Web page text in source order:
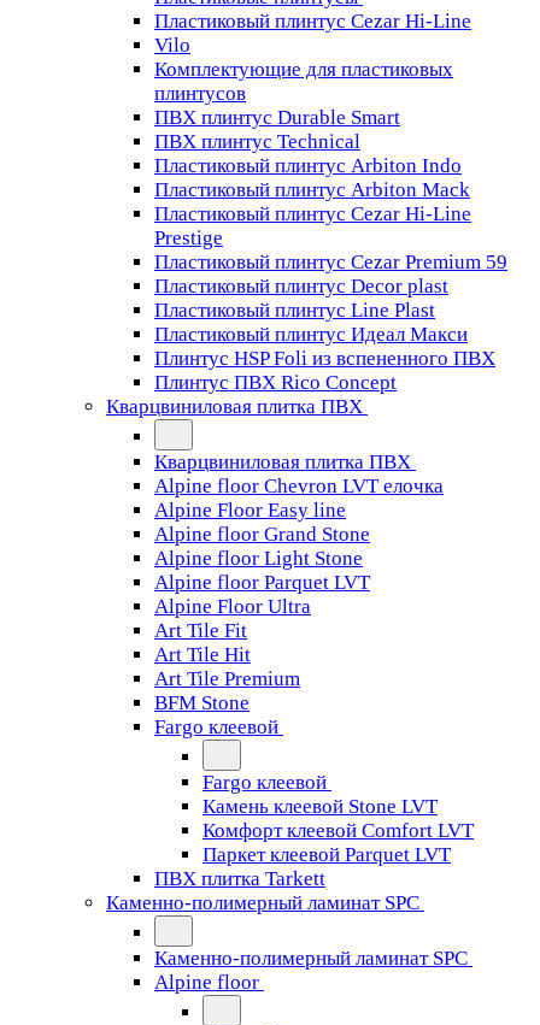
Пластиковый плинтус Cezar Hi-Line
Vilo
Комплектующие для пластиковых
плинтусов
ПВХ плинтус Durable Smart
ПВХ плинтус Technical
Пластиковый плинтус Arbiton Indo
Пластиковый плинтус Arbiton Mack
Пластиковый плинтус Cezar Hi-Line
Prestige
Пластиковый плинтус Cezar Premium 59
Пластиковый плинтус Decor plast
Пластиковый плинтус Line Plast
Пластиковый плинтус Идеал Макси
Плинтус HSP Foli из вспененного ПВХ
Плинтус ПВХ Rico Concept
Кварцвиниловая плитка ПВХ
Кварцвиниловая плитка ПВХ
Alpine floor Chevron LVT елочка
Alpine Floor Easy line
Alpine floor Grand Stone
Alpine floor Light Stone
Alpine floor Parquet LVT
Alpine Floor Ultra
Art Tile Fit
Art Tile Hit
Art Tile Premium
BFM Stone
Fargo клеевой
Fargo клеевой
Камень клеевой Stone LVT
Комфорт клеевой Comfort LVT
Паркет клеевой Parquet LVT
ПВХ плитка Tarkett
Каменно-полимерный ламинат SPC
Каменно-полимерный ламинат SPC
Alpine floor